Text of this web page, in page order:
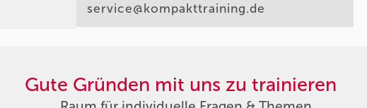
service@kompakttraining.de
Gute Gründen mit uns zu trainieren